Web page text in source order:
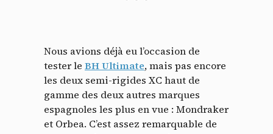
Nous avions déjà eu l’occasion de
tester le BH Ultimate, mais pas encore
les deux semi-rigides XC haut de
gamme des deux autres marques
espagnoles les plus en vue : Mondraker
et Orbea. C’est assez remarquable de